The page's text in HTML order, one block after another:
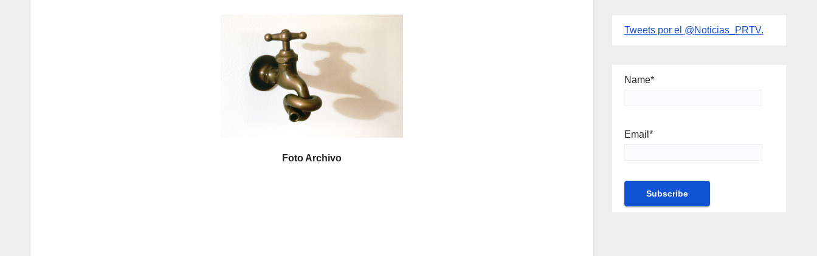
Foto Archivo
Tweets por el @Noticias_PRTV.
Name*
Email*